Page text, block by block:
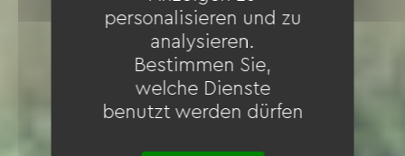
personalisieren und zu
analysieren.
Bestimmen Sie,
welche Dienste
benutzt werden dürfen